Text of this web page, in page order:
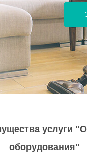
услуги
оборудования"